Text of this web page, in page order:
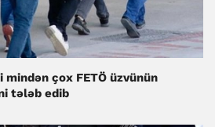
mindən çox FETÖ üzvünün
tələb edib